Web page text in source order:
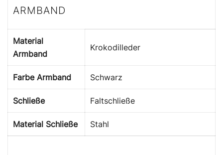
ARMBAND
Material
Armband
Krokodilleder
Farbe Armband Schwarz
Schließe Faltschließe
Material Schließe Stahl